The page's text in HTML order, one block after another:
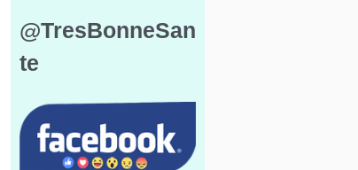
@TresBonneSan
te